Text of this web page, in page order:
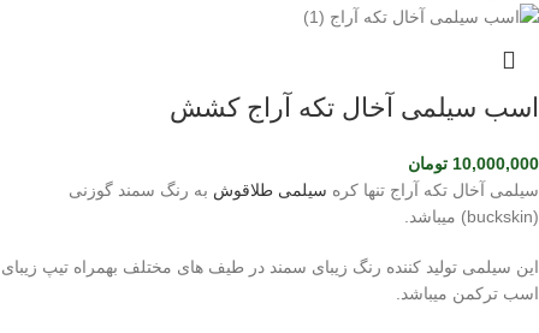
اسب سیلمی آخال تکه آراج کشش
10,000,000 تومان
سیلمی آخال تکه آراج تنها کره سیلمی طلاقوش به رنگ سمند گوزنی
(buckskin) میباشد.
این سیلمی تولید کننده رنگ زیبای سمند در طیف های مختلف بهمراه تیپ زیبای
اسب ترکمن میباشد.